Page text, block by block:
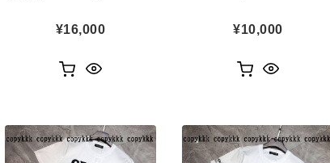
¥16,000 ¥10,000